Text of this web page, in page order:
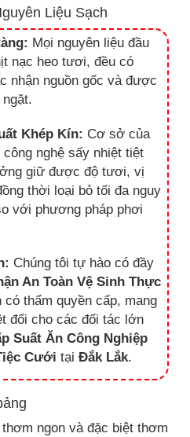
Liệu Sạch
Mọi nguyên liệu đầu
nạc heo tươi, đều có
nhận nguồn gốc và được
Khép Kín: Cơ sở của
nghệ sấy nhiệt tiệt
giữ được độ tươi, vị
thời loại bỏ tối đa nguy
với phương pháp phơi
Chúng tôi tự hào có đầy
An Toàn Vệ Sinh Thực
có thẩm quyền cấp, mang
đối cho các đối tác lớn
Suất Ăn Công Nghiệp
Cưới tại Đắk Lắk.
ngon và đặc biệt thơm